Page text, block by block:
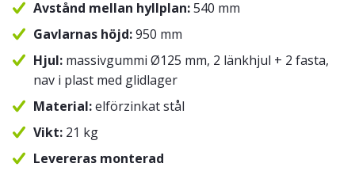
Avstånd mellan hyllplan:540 mm
Gavlarnas höjd:950 mm
Hjul:massivgummi Ø125 mm, 2 länkhjul + 2 fasta,
nav i plast med glidlager
Material:elförzinkat stål
Vikt:21 kg
Levereras monterad